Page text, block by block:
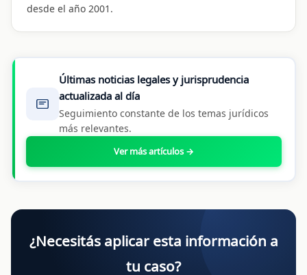
desde el año 2001.
Últimas noticias legales y jurisprudencia
actualizada al día
Seguimiento constante de los temas jurídicos
más relevantes.
Ver más artículos →
¿Necesitás aplicar esta información a
tu caso?